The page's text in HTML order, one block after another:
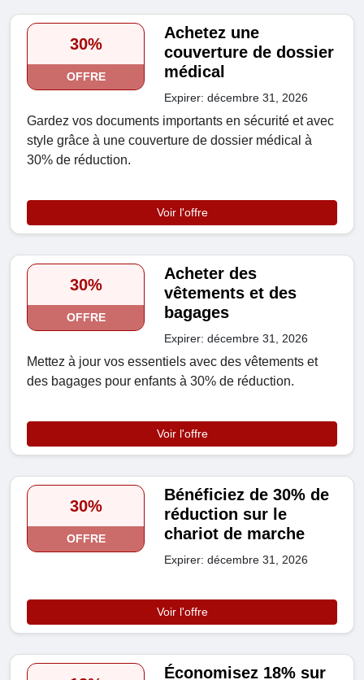
30%
OFFRE
Achetez une
couverture de dossier
médical
Expirer: décembre 31, 2026
Gardez vos documents importants en sécurité et avec
style grâce à une couverture de dossier médical à
30% de réduction.
Voir l'offre
30%
OFFRE
Acheter des
vêtements et des
bagages
Expirer: décembre 31, 2026
Mettez à jour vos essentiels avec des vêtements et
des bagages pour enfants à 30% de réduction.
Voir l'offre
30%
OFFRE
Bénéficiez de 30% de
réduction sur le
chariot de marche
Expirer: décembre 31, 2026
Voir l'offre
Économisez 18% sur